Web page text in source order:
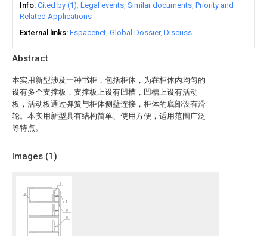
Abstract
本实用新型涉及一种书柜，包括柜体，为在柜体内均匀的
设有多个支撑板，支撑板上设有凹槽，凹槽上设有活动
板，活动板通过弹簧与柜体侧壁连接，柜体的底部设有滑
轮。本实用新型具有结构简单、使用方便，适用范围广泛
等特点。
Images (1)
Info Cited by (1) Legal events Similar documents Priority and
Related Applications
External links Espacenet Global Dossier Discuss